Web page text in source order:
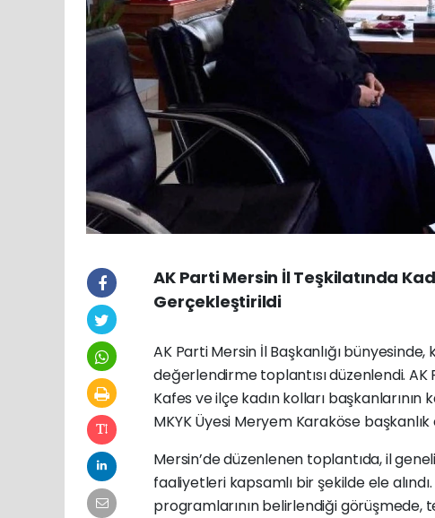
AK Parti Mersin İl Teşkilatında
Gerçekleştirildi
AK Parti Mersin İl Başkanlığı bünyesinde,
değerlendirme toplantısı düzenlendi. AK
Kafes ve ilçe kadın kolları başkanlarının
MKYK Üyesi Meryem Karaköse başkanlık
Mersin’de düzenlenen toplantıda, il
faaliyetleri kapsamlı bir şekilde ele
programlarının belirlendiği görüşmede,